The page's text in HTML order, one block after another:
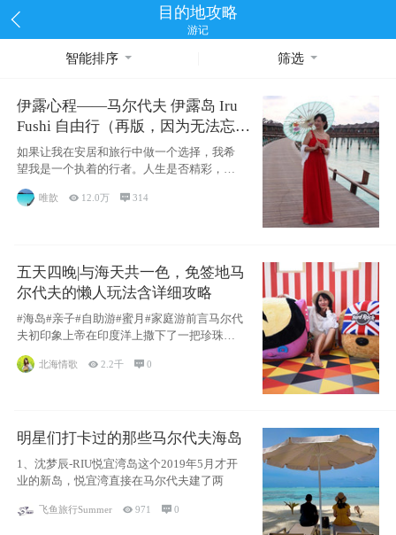
目的地攻略
游记
智能排序 筛选
伊露心程——马尔代夫 伊露岛 Iru
Fushi 自由行（再版，因为无法忘却
的留恋）
如果让我在安居和旅行中做一个选择，我希
望我是一个执着的行者。人生是否精彩，都
源于自己
唯歆  12.0万  314
五天四晚|与海天共一色，免签地马
尔代夫的懒人玩法含详细攻略
#海岛#亲子#自助游#蜜月#家庭游前言马尔代
夫初印象上帝在印度洋上撒下了一把珍珠，
北海情歌 2.2千 0
明星们打卡过的那些马尔代夫海岛
1、沈梦辰-RIU悦宜湾岛这个2019年5月才开
业的新岛，悦宜湾直接在马尔代夫建了两
飞鱼旅行Summer 971 0